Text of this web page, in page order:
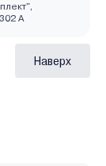
А
Наверх